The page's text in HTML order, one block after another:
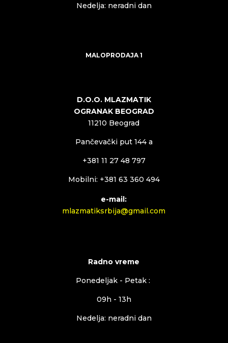
Nedelja: neradni dan
MALOPRODAJA 1
D.O.O. MLAZMATIK
OGRANAK BEOGRAD
11210 Beograd
Pančevački put 144 a
+381 11 27 48 797
Mobilni: +381 63 360 494
e-mail:
mlazmatiksrbija@gmail.com
Radno vreme
Ponedeljak - Petak :
09h - 13h
Nedelja: neradni dan